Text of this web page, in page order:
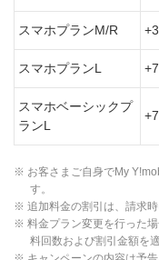
スマホプランM/R
スマホプランL
スマホベーシックプ
ランL
※ お客さまご自身でMy
す。
※ 追加料金の割引は、請求時
※ 料金プラン変更を行った
料回数および割引金額を